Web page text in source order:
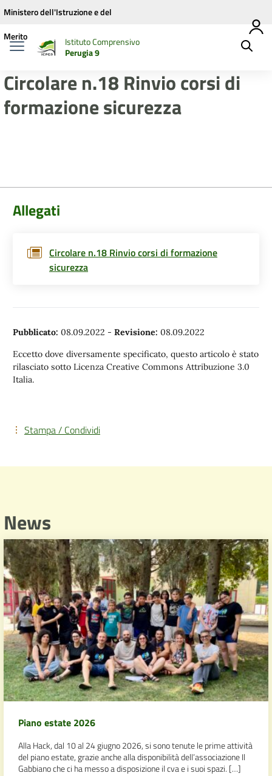
Vai ai contenuti
Vai al menu di navigazione
Vai al footer
Ministero dell'Istruzione e del
Merito
Istituto Comprensivo
Perugia 9
Circolare n.18 Rinvio corsi di
formazione sicurezza
Allegati
Circolare n.18 Rinvio corsi di formazione
sicurezza
Pubblicato: 08.09.2022 - Revisione: 08.09.2022
Eccetto dove diversamente specificato, questo articolo è stato
rilasciato sotto Licenza Creative Commons Attribuzione 3.0
Italia.
Stampa / Condividi
News
Piano estate 2026
Alla Hack, dal 10 al 24 giugno 2026, si sono tenute le prime attività
del piano estate, grazie anche alla disponibilità dell’associazione Il
Gabbiano che ci ha messo a disposizione il cva e i suoi spazi. […]